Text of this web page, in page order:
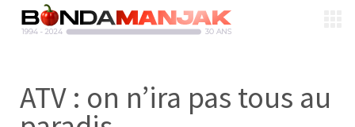
ATV : on n’ira pas tous au